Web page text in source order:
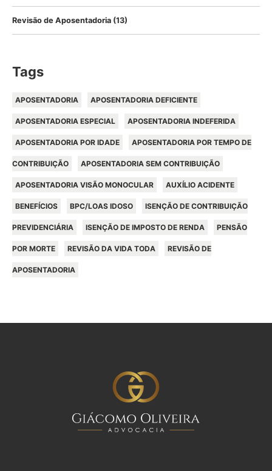
Revisão de Aposentadoria (13)
Tags
APOSENTADORIA APOSENTADORIA DEFICIENTE
APOSENTADORIA ESPECIAL APOSENTADORIA INDEFERIDA
APOSENTADORIA POR IDADE APOSENTADORIA POR TEMPO DE
CONTRIBUIÇÃO APOSENTADORIA SEM CONTRIBUIÇÃO
APOSENTADORIA VISÃO MONOCULAR AUXÍLIO ACIDENTE
BENEFÍCIOS BPC/LOAS IDOSO ISENÇÃO DE CONTRIBUIÇÃO
PREVIDENCIÁRIA ISENÇÃO DE IMPOSTO DE RENDA PENSÃO
POR MORTE REVISÃO DA VIDA TODA REVISÃO DE
APOSENTADORIA